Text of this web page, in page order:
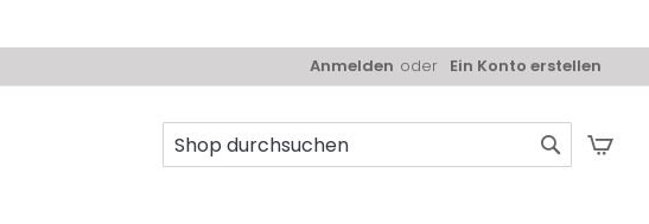
Anmelden Ein Konto erstellen